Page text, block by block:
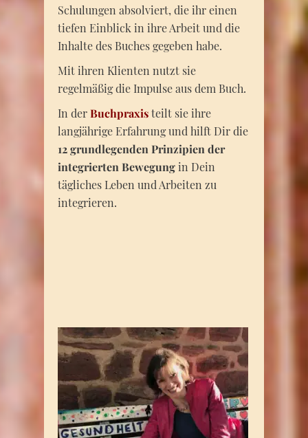
Schulungen absolviert, die ihr einen
tiefen Einblick in ihre Arbeit und die
Inhalte des Buches gegeben habe.
Mit ihren Klienten nutzt sie
regelmäßig die Impulse aus dem Buch.
In derBuchpraxisteilt sie ihre
langjährige Erfahrung und hilft Dir die
12 grundlegenden Prinzipien der
integrierten Bewegungin Dein
tägliches Leben und Arbeiten zu
integrieren.